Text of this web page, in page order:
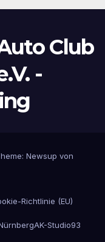
Club
-
Newsup von
Richtlinie (EU)
AK-Studio93